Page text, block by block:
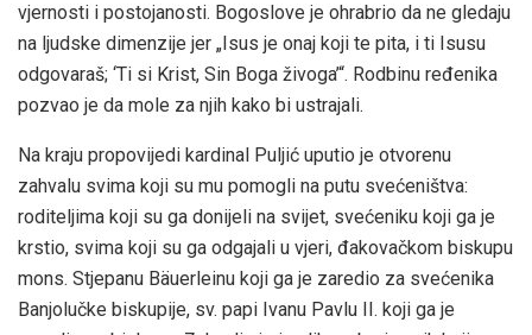
vjernosti i postojanosti. Bogoslove je ohrabrio da ne gledaju
na ljudske dimenzije jer „Isus je onaj koji te pita, i ti Isusu
odgovaraš; ‘Ti si Krist, Sin Boga živoga’“. Rodbinu ređenika
pozvao je da mole za njih kako bi ustrajali.
Na kraju propovijedi kardinal Puljić uputio je otvorenu
zahvalu svima koji su mu pomogli na putu svećeništva:
roditeljima koji su ga donijeli na svijet, svećeniku koji ga je
krstio, svima koji su ga odgajali u vjeri, đakovačkom biskupu
mons. Stjepanu Bäuerleinu koji ga je zaredio za svećenika
Banjolučke biskupije, sv. papi Ivanu Pavlu II. koji ga je